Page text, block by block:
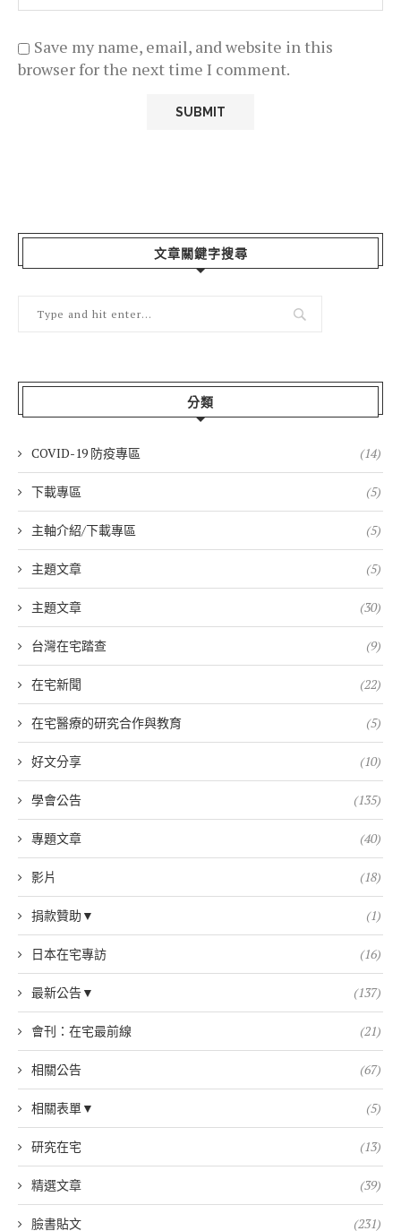
Save my name, email, and website in this
browser for the next time I comment.
文章關鍵字搜尋
分類
COVID-19 防疫專區 (14)
下載專區 (5)
主軸介紹/下載專區 (5)
主題文章 (5)
主題文章 (30)
台灣在宅踏查 (9)
在宅新聞 (22)
在宅醫療的研究合作與教育 (5)
好文分享 (10)
學會公告 (135)
專題文章 (40)
影片 (18)
捐款贊助▼ (1)
日本在宅專訪 (16)
最新公告▼ (137)
會刊：在宅最前線 (21)
相關公告 (67)
相關表單▼ (5)
研究在宅 (13)
精選文章 (39)
臉書貼文 (231)